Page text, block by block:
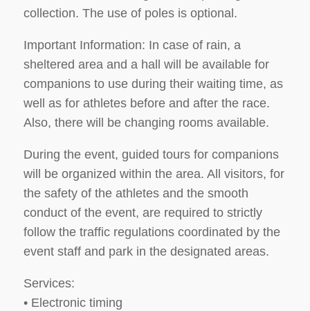
collection. The use of poles is optional.
Important Information: In case of rain, a
sheltered area and a hall will be available for
companions to use during their waiting time, as
well as for athletes before and after the race.
Also, there will be changing rooms available.
During the event, guided tours for companions
will be organized within the area. All visitors, for
the safety of the athletes and the smooth
conduct of the event, are required to strictly
follow the traffic regulations coordinated by the
event staff and park in the designated areas.
Services:
• Electronic timing